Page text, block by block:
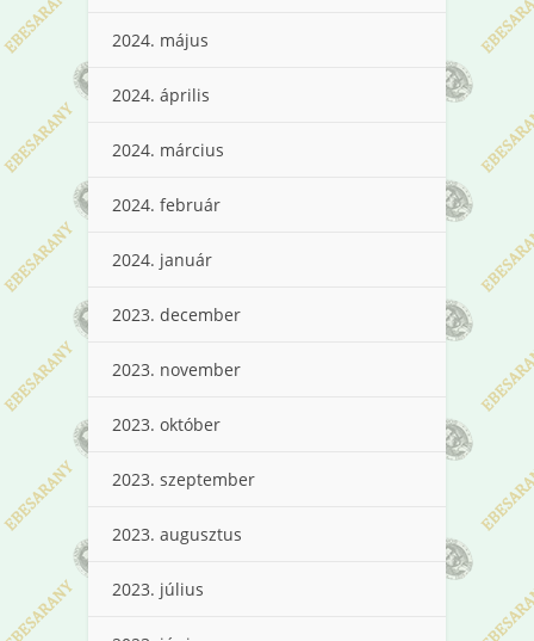
2024. május
2024. április
2024. március
2024. február
2024. január
2023. december
2023. november
2023. október
2023. szeptember
2023. augusztus
2023. július